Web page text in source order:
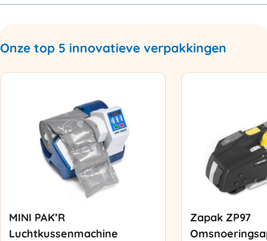
Onze top 5 innovatieve verpakkingen
MINI PAK’R
Luchtkussenmachine
Zapak ZP97